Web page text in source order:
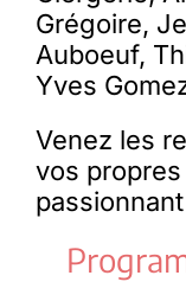
Grégoire,
Auboeuf,
Yves
Venez les
vos